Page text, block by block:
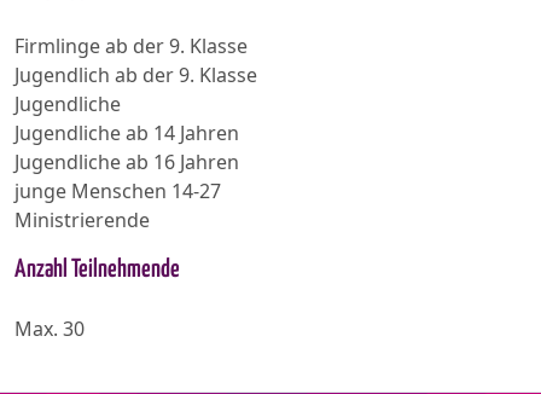
Firmlinge ab der 9. Klasse
Jugendlich ab der 9. Klasse
Jugendliche
Jugendliche ab 14 Jahren
Jugendliche ab 16 Jahren
junge Menschen 14-27
Ministrierende
Anzahl Teilnehmende
Max. 30